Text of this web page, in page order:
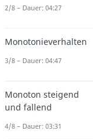
BeiFunktionen
Funktionsgraphen
zwei Punkten
2/8 – Dauer: 04:27
Monotonieverhalten
3/8 – Dauer: 04:47
Monoton steigend
und fallend
4/8 – Dauer: 03:31